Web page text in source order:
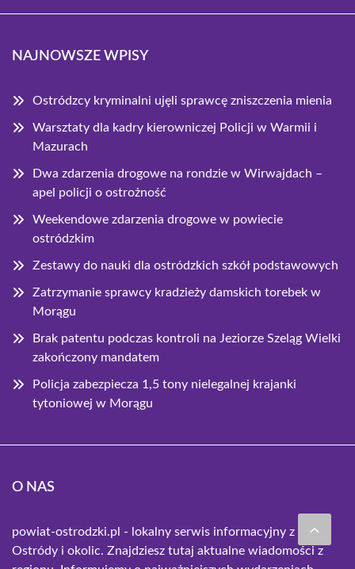
NAJNOWSZE WPISY
Ostródzcy kryminalni ujęli sprawcę zniszczenia mienia
Warsztaty dla kadry kierowniczej Policji w Warmii i
Mazurach
Dwa zdarzenia drogowe na rondzie w Wirwajdach –
apel policji o ostrożność
Weekendowe zdarzenia drogowe w powiecie
ostródzkim
Zestawy do nauki dla ostródzkich szkół podstawowych
Zatrzymanie sprawcy kradzieży damskich torebek w
Morągu
Brak patentu podczas kontroli na Jeziorze Szeląg Wielki
zakończony mandatem
Policja zabezpiecza 1,5 tony nielegalnej krajanki
tytoniowej w Morągu
O NAS
powiat-ostrodzki.pl - lokalny serwis informacyjny z
Ostródy i okolic. Znajdziesz tutaj aktualne wiadomości z